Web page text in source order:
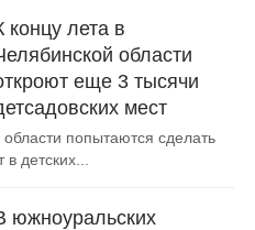
концу лета в
области
еще 3 тысячи
мест
попытаются сделать
детских...
южноуральских